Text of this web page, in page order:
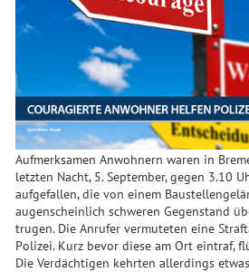
Aufmerksamen Anwohnern waren in
letzten Nacht, 5. September, gegen 3.10
aufgefallen, die von einem
augenscheinlich schweren Gegenstand
trugen. Die Anrufer vermuteten eine
Polizei. Kurz bevor diese am Ort eintraf,
Die Verdächtigen kehrten allerdings